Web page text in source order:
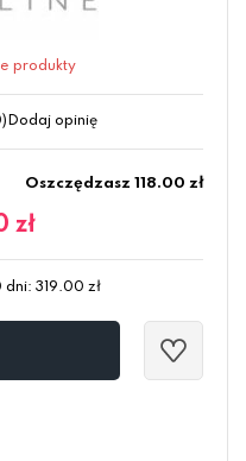
produkty
Dodaj opinię
Oszczędzasz 118.00 zł
zł
dni: 319.00 zł